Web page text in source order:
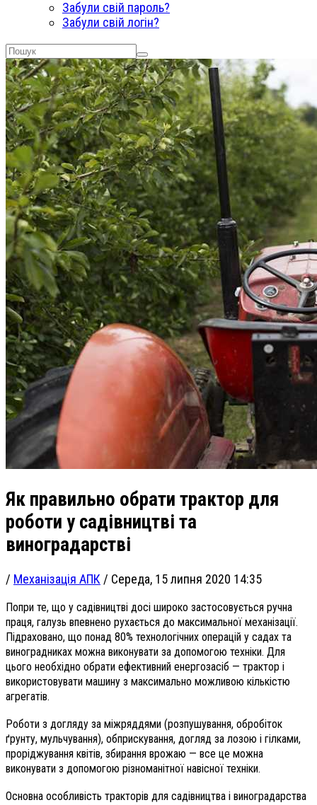
Забули свій пароль?
Забули свій логін?
Як правильно обрати трактор для
роботи у садівництві та
виноградарстві
/ Механізація АПК / Середа, 15 липня 2020 14:35
Попри те, що у садівництві досі широко застосовується ручна
праця, галузь впевнено рухається до максимальної механізації.
Підраховано, що понад 80% технологічних операцій у садах та
виноградниках можна виконувати за допомогою техніки. Для
цього необхідно обрати ефективний енергозасіб — трактор і
використовувати машину з максимально можливою кількістю
агрегатів.
Роботи з догляду за міжряддями (розпушування, обробіток
ґрунту, мульчування), обприскування, догляд за лозою і гілками,
проріджування квітів, збирання врожаю — все це можна
виконувати з допомогою різноманітної навісної техніки.
Основна особливість тракторів для садівництва і виноградарства